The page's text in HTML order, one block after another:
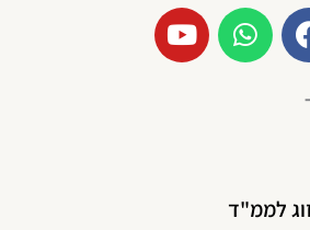
F
a
c
e
k
W
h
a
p
Y
o
u
לממ"ד